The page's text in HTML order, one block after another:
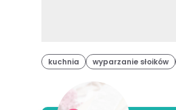
kuchnia wyparzanie słoików